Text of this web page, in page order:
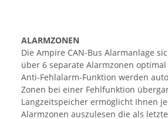
ALARMZONEN
Die Ampire CAN-Bus Alarmanlage
über 6 separate Alarmzonen
Anti-Fehlalarm-Funktion werden
Zonen bei einer Fehlfunktion
Langzeitspeicher ermöglicht Ihnen
Alarmzonen auszulesen die als